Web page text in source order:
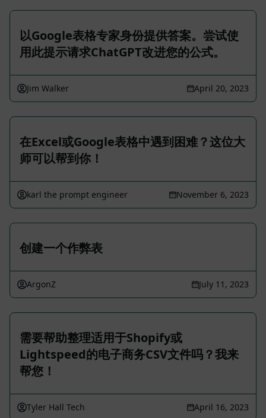
以Google表格专家身份提供答案。尝试使
用此提示请求ChatGPT改进您的公式。
Jim Walker April 20, 2023
在Excel或Google表格中遇到困难？这位大
师可以帮到你！
karl the prompt engineer November 6, 2023
创建一个作弊表
ArgonZ July 11, 2023
需要帮助整理适用于Shopify或
Lightspeed的电子商务CSV文件吗？我来
帮您！
Tyler Hall Tech April 16, 2023